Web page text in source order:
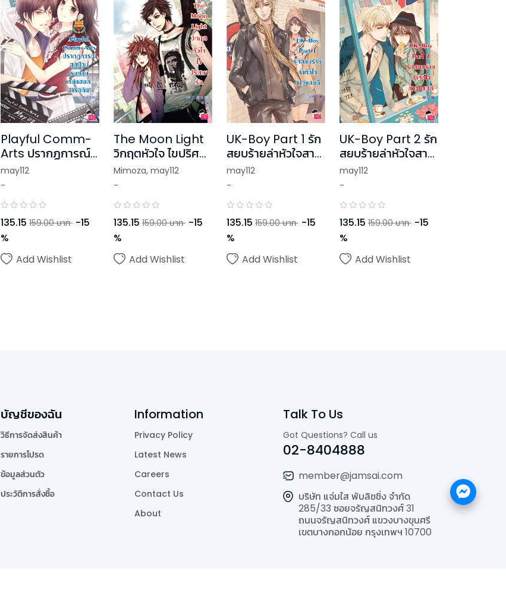
Playful Comm-
Arts ปรากฏการณ์
สุดป่วน รบกวนหนุ่ม
ฮอตมารักกัน! ชุด U
may112
-
135.15 159.00 บาท -15
%
Add Wishlist
The Moon Light
วิกฤตหัวใจ ไขปริศนา
รัก
Mimoza, may112
-
135.15 159.00 บาท -15
%
Add Wishlist
UK-Boy Part 1 รัก
สยบร้ายล่าหัวใจสาว
แสนดี
may112
-
135.15 159.00 บาท -15
%
Add Wishlist
UK-Boy Part 2 รัก
สยบร้ายล่าหัวใจสาว
แสนดี
may112
-
135.15 159.00 บาท -15
%
Add Wishlist
บัญชีของฉัน
วิธีการจัดส่งสินค้า
รายการโปรด
ข้อมูลส่วนตัว
ประวัติการสั่งซื้อ
Information
Privacy Policy
Latest News
Careers
Contact Us
About
Talk To Us
Got Questions? Call us
02-8404888
member@jamsai.com
บริษัท แจ่มใส พับลิชชิ่ง จำกัด
285/33 ซอยจรัญสนิทวงศ์ 31
ถนนจรัญสนิทวงศ์ แขวงบางขุนศรี
เขตบางกอกน้อย กรุงเทพฯ 10700